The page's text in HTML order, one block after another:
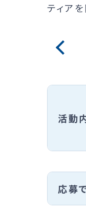
ティア
活動
応募